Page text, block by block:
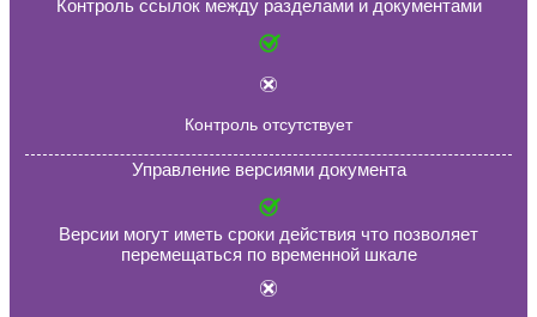
комплексное обеспечение
безопасности при работе с
интеграция с Актив директори
интеграция с почтовой системой
уведомлений);